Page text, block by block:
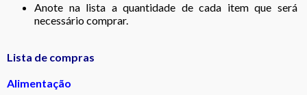
Anote na lista a quantidade de cada item que será
necessário comprar.
Lista de compras
Alimentação